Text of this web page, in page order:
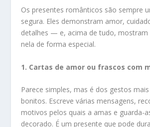
Os presentes românticos são sempre
segura. Eles demonstram amor,
detalhes — e, acima de tudo, mostram
nela de forma especial.
1. Cartas de amor ou frascos com
Parece simples, mas é dos gestos
bonitos. Escreve várias mensagens,
motivos pelos quais a amas e guarda-
decorado. É um presente que pode